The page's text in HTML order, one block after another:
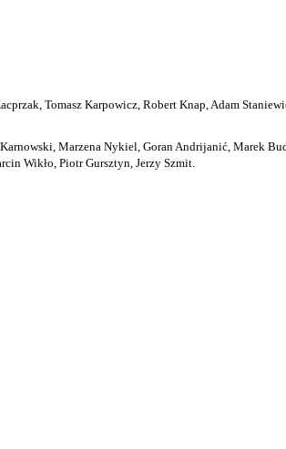
Tomasz Karpowicz, Robert Knap, Adam
Marzena Nykiel, Goran Andrijanić, Marek
Wikło, Piotr Gursztyn, Jerzy Szmit.